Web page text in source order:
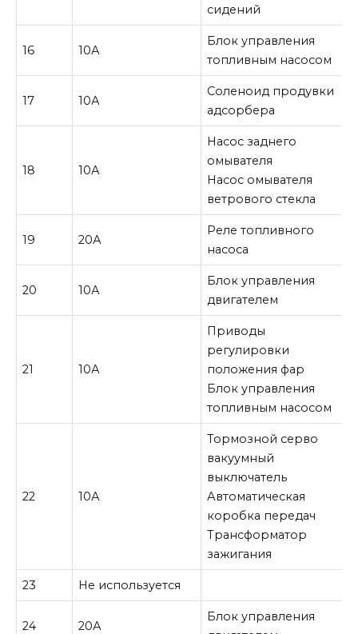
сидений
16 10А
Блок управления
топливным насосом
17 10А
Соленоид продувки
адсорбера
18 10А
Насос заднего
омывателя
Насос омывателя
ветрового стекла
19 20А
Реле топливного
насоса
20 10А
Блок управления
двигателем
21 10А
Приводы
регулировки
положения фар
Блок управления
топливным насосом
22 10А
Тормозной серво
вакуумный
выключатель
Автоматическая
коробка передач
Трансформатор
зажигания
23 Не используется
24 20А
Блок управления